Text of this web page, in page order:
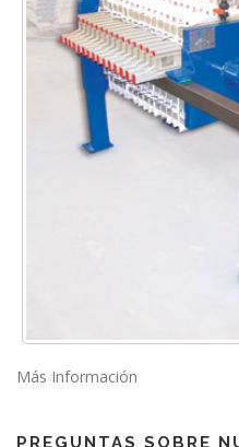
Más Información
PREGUNTAS SOBRE